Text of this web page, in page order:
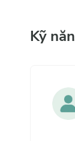
Kỹ